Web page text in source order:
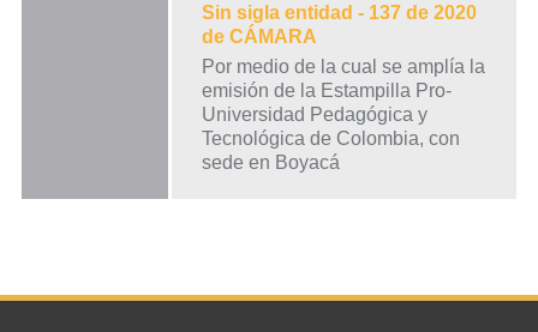
Sin sigla entidad - 137 de 2020
de CÁMARA
Por medio de la cual se amplía la
emisión de la Estampilla Pro-
Universidad Pedagógica y
Tecnológica de Colombia, con
sede en Boyacá